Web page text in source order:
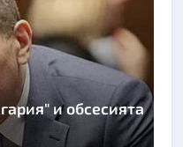
и обсесията